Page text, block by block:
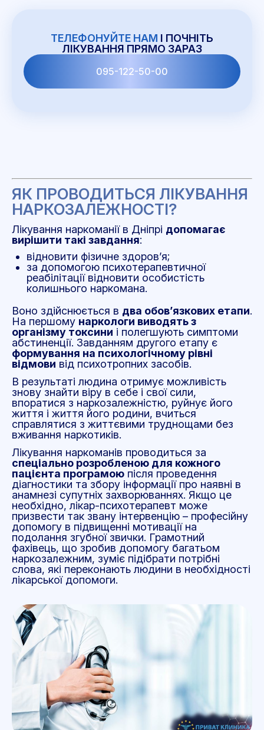
ТЕЛЕФОНУЙТЕ НАМ І ПОЧНІТЬ
ЛІКУВАННЯ ПРЯМО ЗАРАЗ
095-122-50-00
ЯК ПРОВОДИТЬСЯ ЛІКУВАННЯ
НАРКОЗАЛЕЖНОСТІ?
Лікування наркоманії в Дніпрі допомагає
вирішити такі завдання:
відновити фізичне здоров’я;
за допомогою психотерапевтичної
реабілітації відновити особистість
колишнього наркомана.
Воно здійснюється в два обов’язкових етапи.
На першому наркологи виводять з
організму токсини і полегшують симптоми
абстиненції. Завданням другого етапу є
формування на психологічному рівні
відмови від психотропних засобів.
В результаті людина отримує можливість
знову знайти віру в себе і свої сили,
впоратися з наркозалежністю, руйнує його
життя і життя його родини, вчиться
справлятися з життєвими труднощами без
вживання наркотиків.
Лікування наркоманів проводиться за
спеціально розробленою для кожного
пацієнта програмою після проведення
діагностики та збору інформації про наявні в
анамнезі супутніх захворюваннях. Якщо це
необхідно, лікар-психотерапевт може
призвести так звану інтервенцію – професійну
допомогу в підвищенні мотивації на
подолання згубної звички. Грамотний
фахівець, що зробив допомогу багатьом
наркозалежним, зуміє підібрати потрібні
слова, які переконають людини в необхідності
лікарської допомоги.